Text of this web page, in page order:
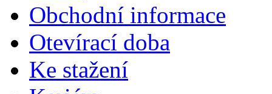
Obchodní informace
Otevírací doba
Ke stažení